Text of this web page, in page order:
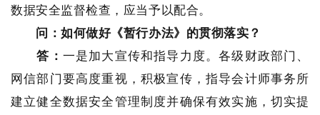
数据安全监督检查，应当予以配合。
问：如何做好《暂行办法》的贯彻落实？
答： 一是加大宣传和指导力度。各级财政部门、
网信部门要高度重视，积极宣传，指导会计师事务所
建立健全数据安全管理制度并确保有效实施，切实提